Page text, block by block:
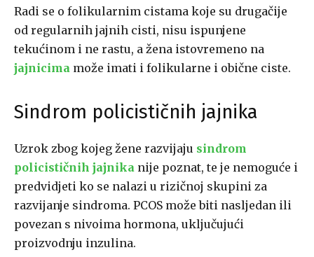
Radi se o folikularnim cistama koje su drugačije
od regularnih jajnih cisti, nisu ispunjene
tekućinom i ne rastu, a žena istovremeno na
jajnicima može imati i folikularne i obične ciste.
Sindrom policističnih jajnika
Uzrok zbog kojeg žene razvijaju sindrom
policističnih jajnika nije poznat, te je nemoguće i
predvidjeti ko se nalazi u rizičnoj skupini za
razvijanje sindroma. PCOS može biti nasljedan ili
povezan s nivoima hormona, uključujući
proizvodnju inzulina.